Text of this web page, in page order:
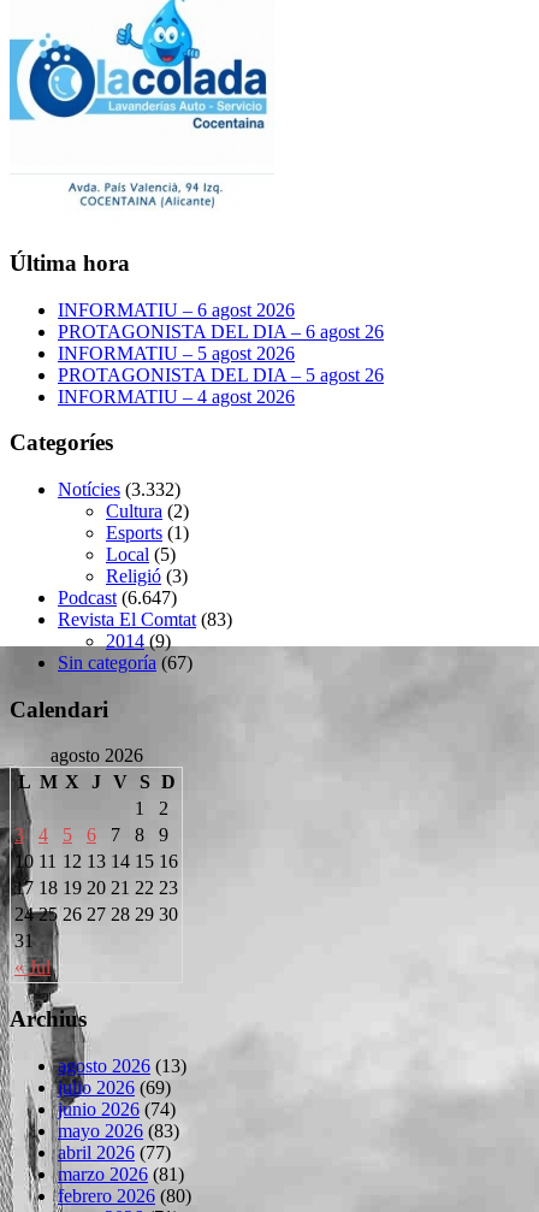
Última hora
INFORMATIU – 6 agost 2026
PROTAGONISTA DEL DIA – 6 agost 26
INFORMATIU – 5 agost 2026
PROTAGONISTA DEL DIA – 5 agost 26
INFORMATIU – 4 agost 2026
Categoríes
Notícies (3.332)
Cultura (2)
Esports (1)
Local (5)
Religió (3)
Podcast (6.647)
Revista El Comtat (83)
2014 (9)
Sin categoría (67)
Calendari
agosto 2026
L M X J V S D
« Jul
1
2
3
4 5 6 7 8
9
10 11 12 13 14 15 16
17 18 19 20 21 22 23
24 25 26 27 28 29 30
31
Archius
agosto 2026 (13)
julio 2026 (69)
junio 2026 (74)
mayo 2026 (83)
abril 2026 (77)
marzo 2026 (81)
febrero 2026 (80)